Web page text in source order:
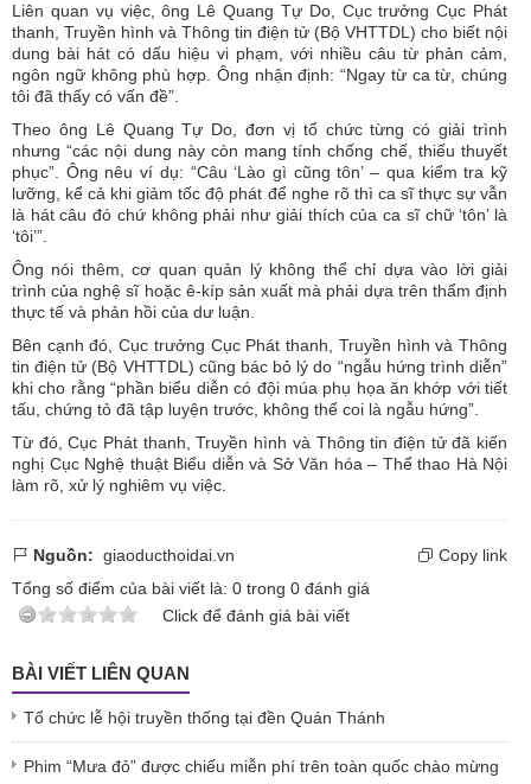
Liên quan vụ việc, ông Lê Quang Tự Do, Cục trưởng Cục Phát
thanh, Truyền hình và Thông tin điện tử (Bộ VHTTDL) cho biết nội
dung bài hát có dấu hiệu vi phạm, với nhiều câu từ phản cảm,
ngôn ngữ không phù hợp. Ông nhận định: “Ngay từ ca từ, chúng
tôi đã thấy có vấn đề”.
Theo ông Lê Quang Tự Do, đơn vị tổ chức từng có giải trình
nhưng “các nội dung này còn mang tính chống chế, thiếu thuyết
phục”. Ông nêu ví dụ: “Câu ‘Lào gì cũng tôn’ – qua kiểm tra kỹ
lưỡng, kể cả khi giảm tốc độ phát để nghe rõ thì ca sĩ thực sự vẫn
là hát câu đó chứ không phải như giải thích của ca sĩ chữ ‘tôn’ là
‘tôi’”.
Ông nói thêm, cơ quan quản lý không thể chỉ dựa vào lời giải
trình của nghệ sĩ hoặc ê-kíp sản xuất mà phải dựa trên thẩm định
thực tế và phản hồi của dư luận.
Bên cạnh đó, Cục trưởng Cục Phát thanh, Truyền hình và Thông
tin điện tử (Bộ VHTTDL) cũng bác bỏ lý do “ngẫu hứng trình diễn”
khi cho rằng “phần biểu diễn có đội múa phụ họa ăn khớp với tiết
tấu, chứng tỏ đã tập luyện trước, không thể coi là ngẫu hứng”.
Từ đó, Cục Phát thanh, Truyền hình và Thông tin điện tử đã kiến
nghị Cục Nghệ thuật Biểu diễn và Sở Văn hóa – Thể thao Hà Nội
làm rõ, xử lý nghiêm vụ việc.
Nguồn: giaoducthoidai.vn
Copy link
Tổng số điểm của bài viết là: 0 trong 0 đánh giá
Click để đánh giá bài viết
BÀI VIẾT LIÊN QUAN
Tổ chức lễ hội truyền thống tại đền Quán Thánh
Phim “Mưa đỏ” được chiếu miễn phí trên toàn quốc chào mừng